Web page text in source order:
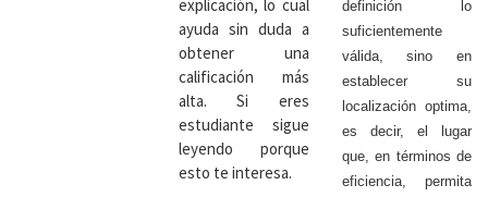
explicación, lo cual
ayuda sin duda a
obtener una
calificación más
alta. Si eres
estudiante sigue
leyendo porque
esto te interesa.
definición lo
suficientemente
válida, sino en
establecer su
localización optima,
es decir, el lugar
que, en términos de
eficiencia, permita